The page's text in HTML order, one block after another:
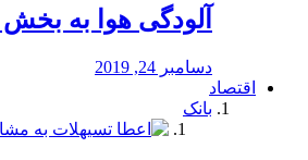
آلودگی هوا به
دسامبر 24, 2019
اقتصاد
بانک